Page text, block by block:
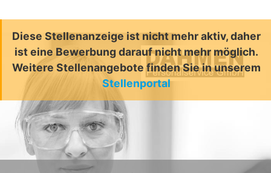
Diese Stellenanzeige ist nicht mehr aktiv, daher
ist eine Bewerbung darauf nicht mehr möglich.
Weitere Stellenangebote finden Sie in unserem
Stellenportal